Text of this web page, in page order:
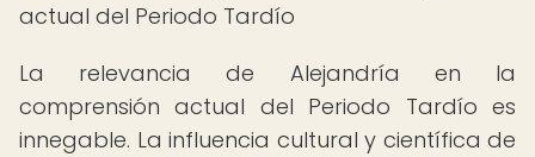
actual del Periodo Tardío
La relevancia de Alejandría en la
comprensión actual del Periodo Tardío es
innegable. La influencia cultural y científica de